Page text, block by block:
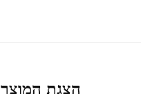
הצגת המוצר